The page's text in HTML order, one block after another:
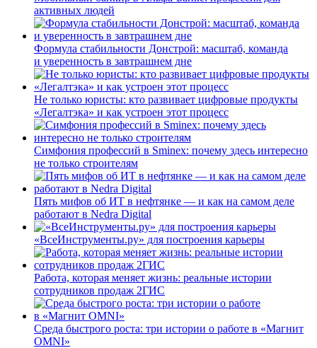
активных людей
Формула стабильности Донстрой: масштаб, команда
и уверенность в завтрашнем дне
Не только юристы: кто развивает цифровые продукты
«Легалтэка» и как устроен этот процесс
Симфония профессий в Sminex: почему здесь интересно
не только строителям
Пять мифов об ИТ в нефтянке — и как на самом деле
работают в Nedra Digital
«ВсеИнструменты.ру» для построения карьеры
Работа, которая меняет жизнь: реальные истории
сотрудников продаж 2ГИС
Среда быстрого роста: три истории о работе в «Магнит
OMNI»